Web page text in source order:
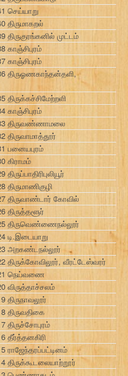
செய்யாறு
திருமாகறல்
முட்டம்
காஞ்சிபுரம்
காஞ்சிபுரம்
திருஓணகாந்தன்தளி,
காஞ்சிபுரம்
திருவண்ணாமலை
திருவாமாத்தூர்
பனையபுரம்
கிராமம்
திருவாண்டார் கோவில்
திருத்தளூர்
திருவெண்ணைநல்லூர்
டி.இடையாறு
அறகண்டநல்லூர்
திருக்கோவிலூர், வீரட்டேஸ்வரர்
நெய்வணை
விருத்தாச்சலம்
திருநாவலூர்
திருவதிகை
திருச்சோபுரம்
தீர்த்தனகிரி
ராஜேந்தரப்பட்டினம்
திருக்கூடலையாற்றூர்